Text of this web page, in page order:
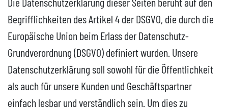
Begrifflichkeiten des Artikel 4 der DSGVO, die durch die
Europäische Union beim Erlass der Datenschutz-
Grundverordnung (DSGVO) definiert wurden. Unsere
Datenschutzerklärung soll sowohl für die Öffentlichkeit
als auch für unsere Kunden und Geschäftspartner
einfach lesbar und verständlich sein. Um dies zu